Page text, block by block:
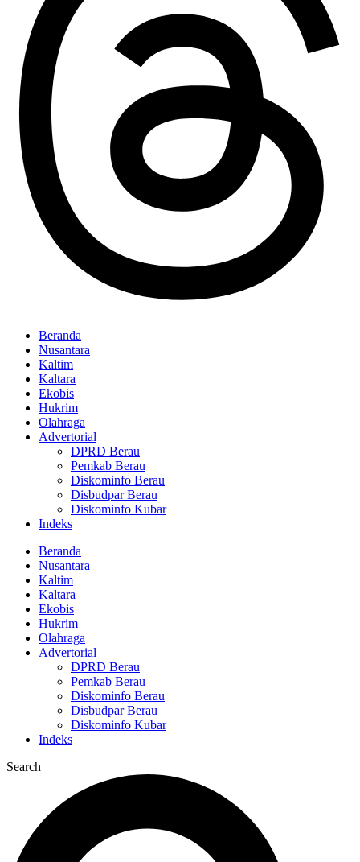
Beranda
Nusantara
Kaltim
Kaltara
Ekobis
Hukrim
Olahraga
Advertorial
DPRD Berau
Pemkab Berau
Diskominfo Berau
Disbudpar Berau
Diskominfo Kubar
Indeks
Beranda
Nusantara
Kaltim
Kaltara
Ekobis
Hukrim
Olahraga
Advertorial
DPRD Berau
Pemkab Berau
Diskominfo Berau
Disbudpar Berau
Diskominfo Kubar
Indeks
Search